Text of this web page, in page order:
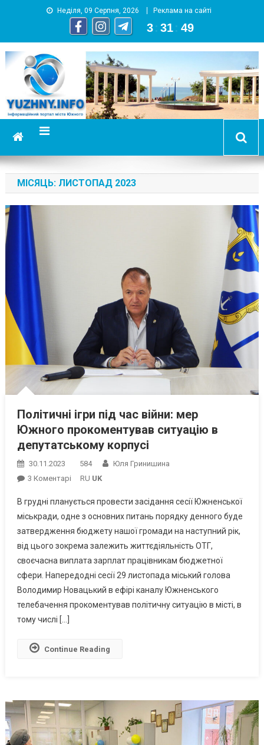
Неділя, 09 Серпня, 2026 Реклама на сайті
3 : 31 : 51
YUZHNY.INFO
информационный портал города Южный
МІСЯЦЬ: ЛИСТОПАД 2023
Політичні ігри під час війни: мер
Южного прокоментував ситуацію в
депутатському корпусі
30.11.2023 584
Юля Гринишина
3 КоментаріДо
Ігри
Під
Час
Війни:
Мер
Южного
Прокоментував
RU UK
В грудні планується провести засідання сесії Южненської
міськради, одне з основних питань порядку денного буде
затвердження бюджету нашої громади на наступний рік,
від цього зокрема залежить життєдіяльність ОТГ,
своєчасна виплата зарплат працівникам бюджетної
сфери. Напередодні сесії 29 листопада міський голова
Володимир Новацький в ефірі каналу Южненського
телебачення прокоментував політичну ситуацію в місті, в
тому числі […]
Continue Reading